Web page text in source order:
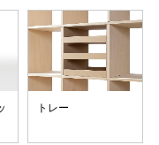
トレー